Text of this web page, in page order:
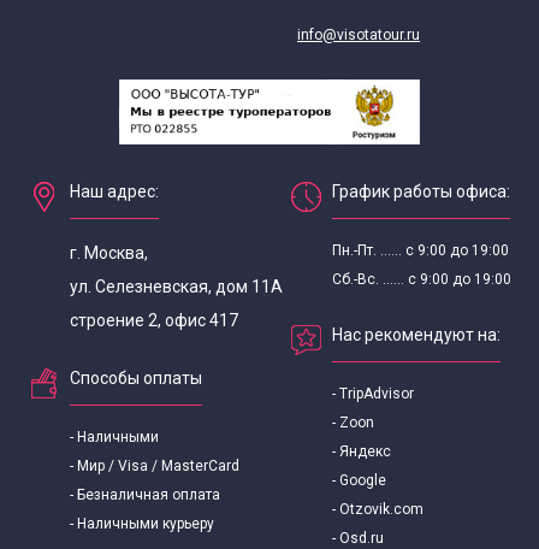
info@visotatour.ru
Наш адрес:
г. Москва,
ул. Селезневская, дом 11А
строение 2, офис 417
Способы оплаты
- Наличными
- Мир / Visa / MasterCard
- Безналичная оплата
- Наличными курьеру
График работы офиса:
Пн.-Пт. ...... с 9:00 до 19:00
Сб.-Вс. ...... с 9:00 до 19:00
Нас рекомендуют на:
- TripAdvisor
- Zoon
- Яндекс
- Google
- Otzovik.com
- Osd.ru